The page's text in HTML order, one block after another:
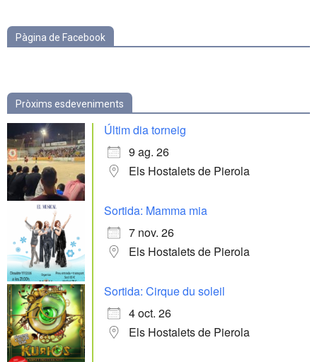
Pàgina de Facebook
Pròxims esdeveniments
Últim dia torneig
9 ag. 26
Els Hostalets de Pierola
Sortida: Mamma mia
7 nov. 26
Els Hostalets de Pierola
Sortida: Cirque du soleil
4 oct. 26
Els Hostalets de Pierola